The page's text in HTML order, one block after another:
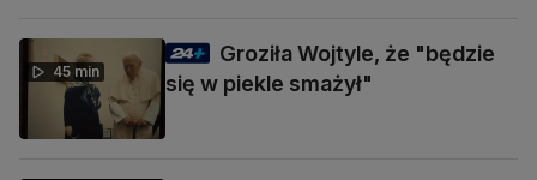
45 min
Groziła Wojtyle, że "będzie
się w piekle smażył"